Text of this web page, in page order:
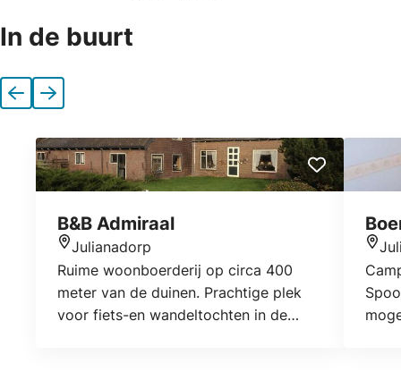
In de buurt
VorigeVolgende
B&B Admiraal
Locatie
Julianadorp
Ruime woonboerderij op circa 400
meter van de duinen. Prachtige plek
voor fiets-en wandeltochten in de